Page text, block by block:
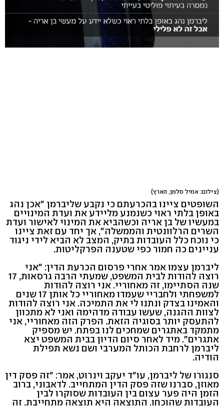
(צילום: אמיל סלמן, הארץ)
השופטים ציינו בהכרעתם כי נקבע שליברמן "אכן נהג
באופן בלתי ראוי כשנמנע מליידע את ועדת המינויים
במעשיו של בן אריה וכשהביא את המינוי לאישור ועדת
השרים הרלוונטית והממשלה", אך יחד עם זאת ציינו
כי נוכח כלל העובדות בתיק, המצב לא הביא לידי ניגוד
עניינים כה חמור כפי שטענה הפרקליטות.
ליברמן עצמו אמר אחרי פרסום הכרעת הדין: "אני
רוצה להודות לבית המשפט, שמעתי הרבה גרסאות, 17
שנה הסתיימו, זה מאחוריי. אני רוצה להודות
למשפחתי ולחבריי שעמדו מאחוריי כל אותן 17 שנים
והאמינו בצדק ונתנו לי את התמיכה. אני רוצה להודות
לצוות ההגנה, שעשו עבודה מדהימה ואני לא מתכוון
להתעסק יותר בסוגיה הזאת. הפרק הזה מאחוריי, אני
מתמקד באתגרים שמחכים לנו בפתח. יש מספיק
אתגרים". מיד לאחר סיום הדיון בבית המשפט יצא
ליברמן לרחבת הכותל המערבי ושם נשא תפילת
הודיה.
סנגורו של ליברמן, עו"ד יעקב וינרוט, אמר: "זה פסק דין
מאוזן, סברנו שזה פסק הדין המתחייב. לדאבוני, ברוב
הזמן היה פער עצום בין העובדות שסוקרו לבין
העובדות שהוכחו. התוצאה היא תוצאה מתחייבת. זה